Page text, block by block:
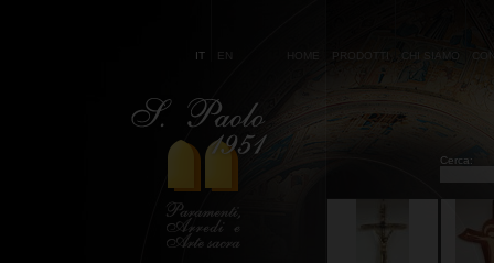
IT EN HOME PRODOTTI CHI SIAMO
Cerca: